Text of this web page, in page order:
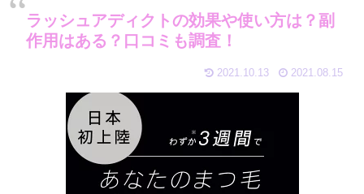
ラッシュアディクトの効果や使い方は？副
作用はある？口コミも調査！
2021.10.13 2021.08.15